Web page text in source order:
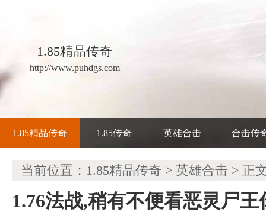
1.85精品传奇
http://www.puhdgs.com
1.85精品传奇 1.85传奇 英雄合击 合击传
当前位置： 1.85精品传奇 > 英雄合击 > 正
1.76法战,稍有不便看恶灵尸王